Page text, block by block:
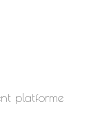
platforme